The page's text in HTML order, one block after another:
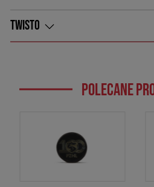
Co to jest i jak
TWISTO
POLECANE